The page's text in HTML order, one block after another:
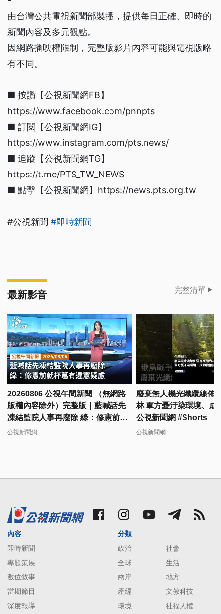
由台灣公共電視新聞部製播，提供每日正確、即時的
新聞內容及多元觀點。
因網路播映權限制，完整版影片內容可能與電視版略
有不同。
■ 按讚【公視新聞網FB】
https://www.facebook.com/pnnpts
■ 訂閱【公視新聞網IG】
https://www.instagram.com/pts.news/
■ 追蹤【公視新聞網TG】
https://t.me/PTS_TW_NEWS
■ 點擊【公視新聞網】https://news.pts.org.tw
#公視新聞 #即時新聞
最新影音 完整清單
20260806 公視午間新聞 （無網路
版權內容除外）完整版｜藍喊話先
凍結監院人事再廢除 綠：修憲前就
杯葛有違憲疑慮
公視新聞網
廢棄無人機光纖纜線佈
林 軍方憂汙染環境、成
公視新聞網 #Shorts
公視新聞網
內容
即時新聞
專題策展
數位敘事
當期節目
深度報導
分類
政治
社會
全球
生活
兩岸
地方
產經
文教科技
環境
社福人權